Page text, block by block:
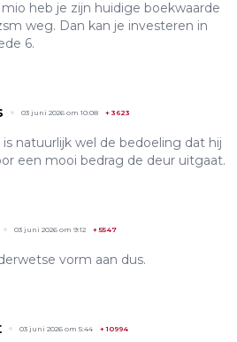
mio heb je zijn huidige boekwaarde
weg. Dan kan je investeren in
6.
03 juni 2026 om 10:08 + 3623
natuurlijk wel de bedoeling dat hij
een mooi bedrag de deur uitgaat.
03 juni 2026 om 9:12 + 5547
vorm aan dus.
03 juni 2026 om 5:44 +10994